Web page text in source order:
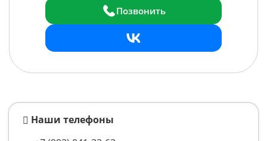
Позвонить
Наши телефоны